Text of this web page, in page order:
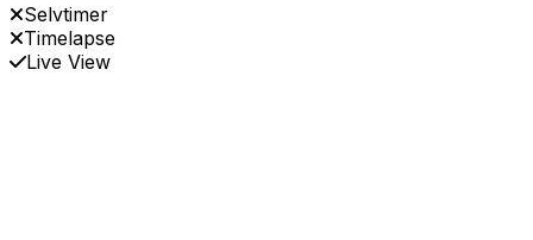
Selvtimer
Timelapse
Live View